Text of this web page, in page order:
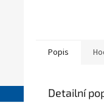
Popis
Detailní